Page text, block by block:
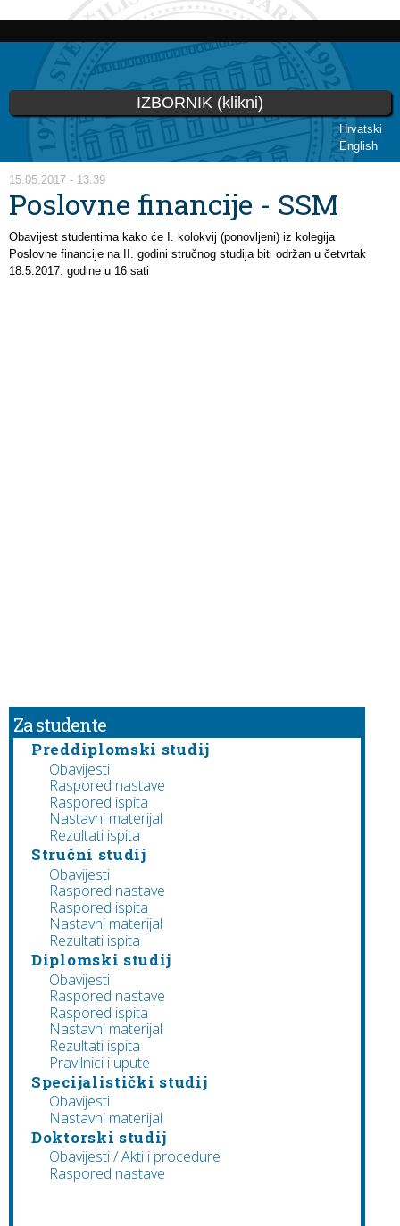
Skoči
glavni
sadržaj
Hrvatski
English
IZBORNIK (klikni)
Vi ste ovdje
15.05.2017 - 13:39
Poslovne financije - SSM
Obavijest studentima kako će I. kolokvij (ponovljeni) iz kolegija
Poslovne financije na II. godini stručnog studija biti održan u četvrtak
18.5.2017. godine u 16 sati
Za studente
Preddiplomski studij
Obavijesti
Raspored nastave
Raspored ispita
Nastavni materijal
Rezultati ispita
Stručni studij
Obavijesti
Raspored nastave
Raspored ispita
Nastavni materijal
Rezultati ispita
Diplomski studij
Obavijesti
Raspored nastave
Raspored ispita
Nastavni materijal
Rezultati ispita
Pravilnici i upute
Specijalistički studij
Obavijesti
Nastavni materijal
Doktorski studij
Obavijesti / Akti i procedure
Raspored nastave